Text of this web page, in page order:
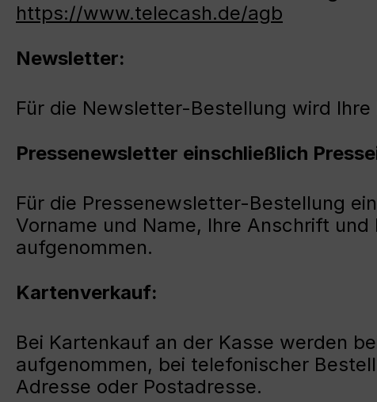
https://www.telecash.de/agb
Newsletter:
Für die Newsletter-Bestellung wird
Pressenewsletter einschließlich
Für die Pressenewsletter-Bestellung
Vorname und Name, Ihre Anschrift
aufgenommen.
Kartenverkauf:
Bei Kartenkauf an der Kasse werden
aufgenommen, bei telefonischer
Adresse oder Postadresse.